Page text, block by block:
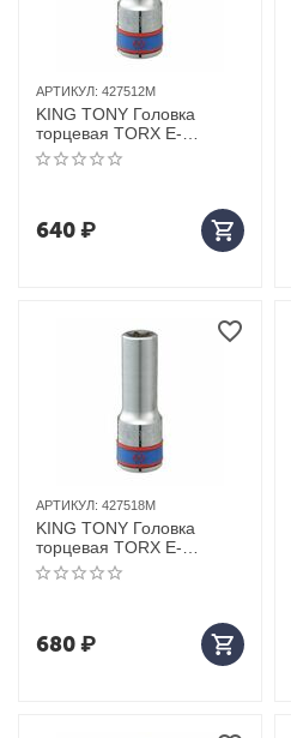
АРТИКУЛ: 427512M
KING TONY Головка
торцевая TORX Е-
стандарт 1/2", E12, L = 77
мм
640₽
АРТИКУЛ: 427518M
KING TONY Головка
торцевая TORX Е-
стандарт 1/2", E18, L = 77
мм
680₽